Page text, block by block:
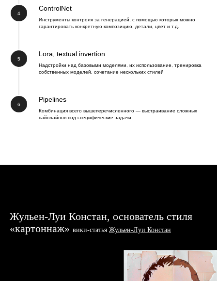
ControlNet
Инструменты контроля за генерацией, с помощью которых можно
гарантировать конкретную композицию, детали, цвет и т.д.
Lora, textual invertion
Надстройки над базовыми моделями, их использование, тренировка
собственных моделей, сочетание нескольких стилей
Pipelines
Комбинация всего вышеперечисленного — выстраивание сложных
пайплайнов под специфические задачи
Жульен-Луи Констан, основатель стиля
«картоннаж» вики-статья Жульен-Луи Констан